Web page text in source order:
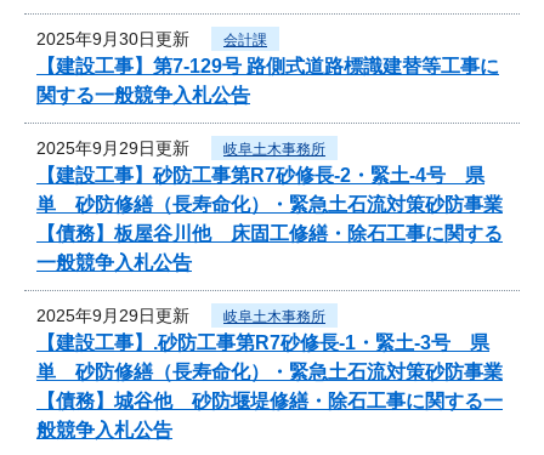
2025年9月30日更新 会計課
【建設工事】第7-129号 路側式道路標識建替等工事に
関する一般競争入札公告
2025年9月29日更新 岐阜土木事務所
【建設工事】砂防工事第R7砂修長-2・緊土-4号 県
単 砂防修繕（長寿命化）・緊急土石流対策砂防事業
【債務】板屋谷川他 床固工修繕・除石工事に関する
一般競争入札公告
2025年9月29日更新 岐阜土木事務所
【建設工事】.砂防工事第R7砂修長-1・緊土-3号 県
単 砂防修繕（長寿命化）・緊急土石流対策砂防事業
【債務】城谷他 砂防堰堤修繕・除石工事に関する一
般競争入札公告